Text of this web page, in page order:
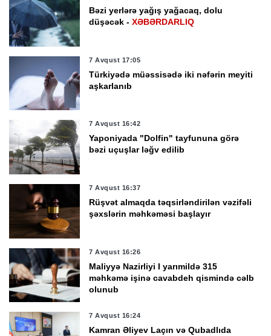
Bəzi yerlərə yağış yağacaq, dolu
düşəcək -XƏBƏRDARLIQ
7 Avqust 17:05
Türkiyədə müəssisədə iki nəfərin meyiti
aşkarlanıb
7 Avqust 16:42
Yaponiyada "Dolfin" tayfununa görə
bəzi uçuşlar ləğv edilib
7 Avqust 16:37
Rüşvət almaqda təqsirləndirilən vəzifəli
şəxslərin məhkəməsi başlayır
7 Avqust 16:26
Maliyyə Nazirliyi I yarımildə 315
məhkəmə işinə cavabdeh qismində cəlb
olunub
7 Avqust 16:24
Kamran Əliyev Laçın və Qubadlıda